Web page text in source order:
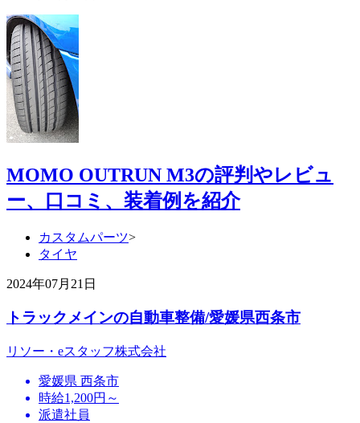
MOMO OUTRUN M3の評判やレビュ
ー、口コミ、装着例を紹介
カスタムパーツ>
タイヤ
2024年07月21日
トラックメインの自動車整備/愛媛県西条市
リソー・eスタッフ株式会社
愛媛県 西条市
時給1,200円～
派遣社員